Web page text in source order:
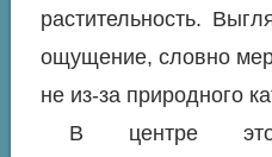
растительность.
ощущение, словно
не из-за природного
В центре этой